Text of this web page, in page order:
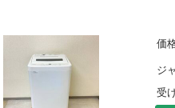
価
ジ
受